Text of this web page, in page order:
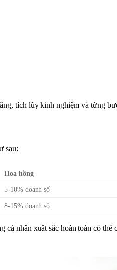
tích lũy kinh nghiệm và từng
sau:
Hoa hồng
5-10% doanh số
8-15% doanh số
nhân xuất sắc hoàn toàn có thể